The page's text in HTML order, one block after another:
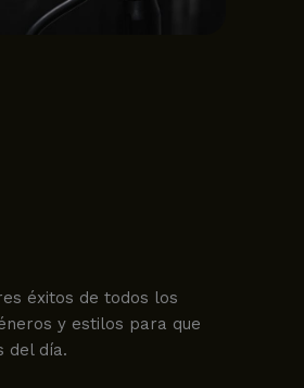
éxitos de todos los
y estilos para que
del día.